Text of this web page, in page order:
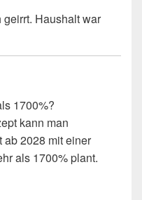
Haushalt war
1700%?
kann man
ab 2028 mit einer
als 1700% plant.